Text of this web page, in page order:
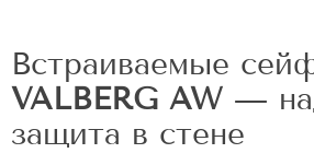
Встраиваемые
VALBERG AW —
защита в стене